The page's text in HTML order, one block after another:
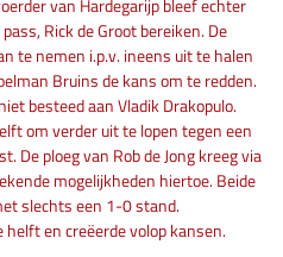
Rick de Groot bereiken. De
te nemen i.p.v. ineens uit te halen
Bruins de kans om te redden.
besteed aan Vladik Drakopulo.
om verder uit te lopen tegen een
De ploeg van Rob de Jong kreeg via
mogelijkheden hiertoe. Beide
slechts een 1-0 stand.
helft en creëerde volop kansen.